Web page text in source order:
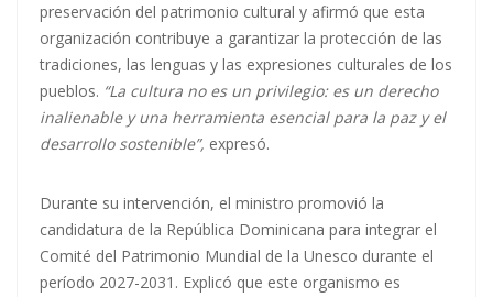
preservación del patrimonio cultural y afirmó que esta
organización contribuye a garantizar la protección de las
tradiciones, las lenguas y las expresiones culturales de los
pueblos. “La cultura no es un privilegio: es un derecho
inalienable y una herramienta esencial para la paz y el
desarrollo sostenible”, expresó.
Durante su intervención, el ministro promovió la
candidatura de la República Dominicana para integrar el
Comité del Patrimonio Mundial de la Unesco durante el
período 2027-2031. Explicó que este organismo es